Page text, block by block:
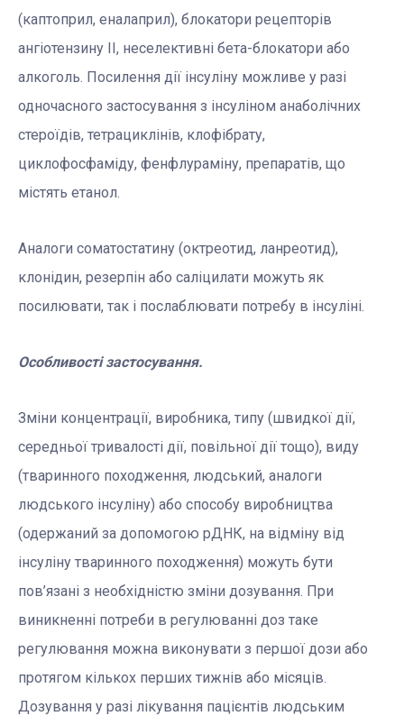
(каптоприл, еналаприл), блокатори рецепторів
ангіотензину II, неселективні бета-блокатори або
алкоголь. Посилення дії інсуліну можливе у разі
одночасного застосування з інсуліном анаболічних
стероїдів, тетрациклінів, клофібрату,
циклофосфаміду, фенфлураміну, препаратів, що
містять етанол.
Аналоги соматостатину (октреотид, ланреотид),
клонідин, резерпін або саліцилати можуть як
посилювати, так і послаблювати потребу в інсуліні.
Особливості застосування.
Зміни концентрації, виробника, типу (швидкої дії,
середньої тривалості дії, повільної дії тощо), виду
(тваринного походження, людський, аналоги
людського інсуліну) або способу виробництва
(одержаний за допомогою рДНК, на відміну від
інсуліну тваринного походження) можуть бути
пов’язані з необхідністю зміни дозування. При
виникненні потреби в регулюванні доз таке
регулювання можна виконувати з першої дози або
протягом кількох перших тижнів або місяців.
Дозування у разі лікування пацієнтів людським